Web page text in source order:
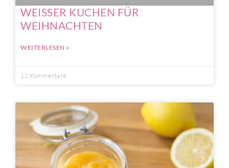
WEISSER KUCHEN FÜR
WEIHNACHTEN
WEITERLESEN »
12 Kommentare